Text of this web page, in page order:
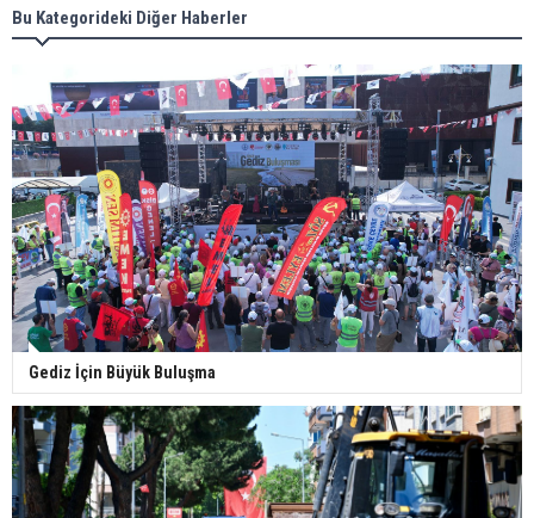
Bu Kategorideki Diğer Haberler
Gediz İçin Büyük Buluşma